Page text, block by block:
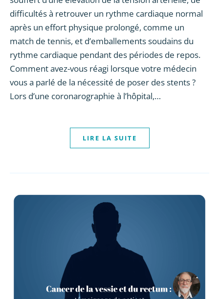
difficultés à retrouver un rythme cardiaque normal
après un effort physique prolongé, comme un
match de tennis, et d’emballements soudains du
rythme cardiaque pendant des périodes de repos.
Comment avez-vous réagi lorsque votre médecin
vous a parlé de la nécessité de poser des stents ?
Lors d’une coronarographie à l’hôpital,…
LIRE LA SUITE